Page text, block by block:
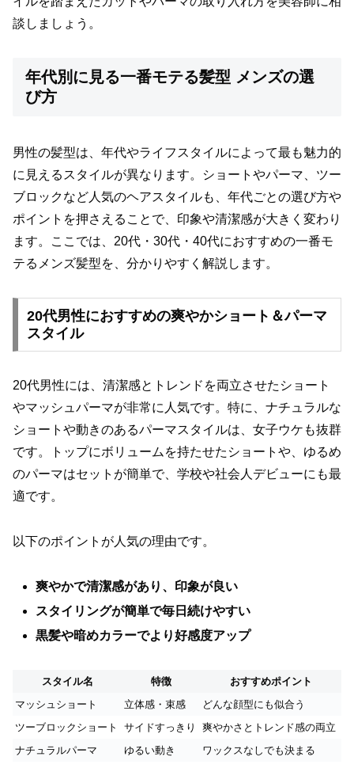
談しましょう。
年代別に見る一番モテる髪型 メンズの選
び方
男性の髪型は、年代やライフスタイルによって最も魅力的
に見えるスタイルが異なります。ショートやパーマ、ツー
ブロックなど人気のヘアスタイルも、年代ごとの選び方や
ポイントを押さえることで、印象や清潔感が大きく変わり
ます。ここでは、20代・30代・40代におすすめの一番モ
テるメンズ髪型を、分かりやすく解説します。
20代男性におすすめの爽やかショート＆パーマ
スタイル
20代男性には、清潔感とトレンドを両立させたショート
やマッシュパーマが非常に人気です。特に、ナチュラルな
ショートや動きのあるパーマスタイルは、女子ウケも抜群
です。トップにボリュームを持たせたショートや、ゆるめ
のパーマはセットが簡単で、学校や社会人デビューにも最
適です。
以下のポイントが人気の理由です。
爽やかで清潔感があり、印象が良い
スタイリングが簡単で毎日続けやすい
黒髪や暗めカラーでより好感度アップ
スタイル名 特徴
おすすめポイント
マッシュショート
立体感・束感
どんな顔型にも似合う
ツーブロックショート
サイドすっきり
爽やかさとトレンド感の両立
ナチュラルパーマ
ゆるい動き ワックスなしでも決まる